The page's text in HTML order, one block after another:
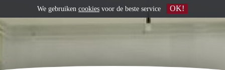
We gebruiken cookies voor de beste service OK!